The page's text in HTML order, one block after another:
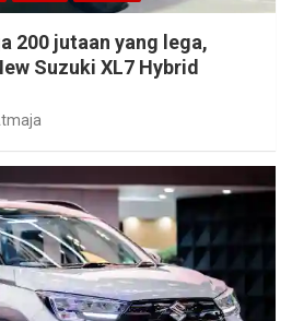
200 jutaan yang lega,
Suzuki XL7 Hybrid